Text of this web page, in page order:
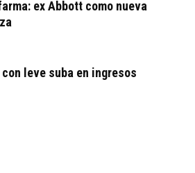
ex Abbott como nueva
con leve suba en ingresos